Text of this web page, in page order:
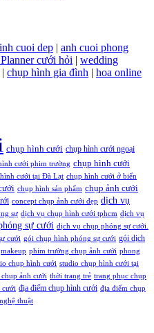
cuoi dep
anh cuoi phong
cưới hỏi
wedding
chụp hình gia đình
hoa online
chụp hình cưới chụp hình cưới ngoại
cưới phim trường chụp hình cưới
cưới tại Đà Lạt chụp hình cưới ở biển
chụp hình sản phẩm chụp ảnh cưới
concept chụp ảnh cưới đẹp dịch vụ
sự dịch vụ chụp hình cưới tphcm dịch vụ
sự cưới dịch vụ chụp phóng sự cưới.
cưới gói chụp hình phóng sự cưới gói dịch
makeup phim trường chụp ảnh cưới phong
chụp hình cưới studio chụp hình cưới tại
ảnh cưới thời trang trẻ trang phục chụp
cưới địa điểm chụp hình cưới địa điểm chụp
thuật